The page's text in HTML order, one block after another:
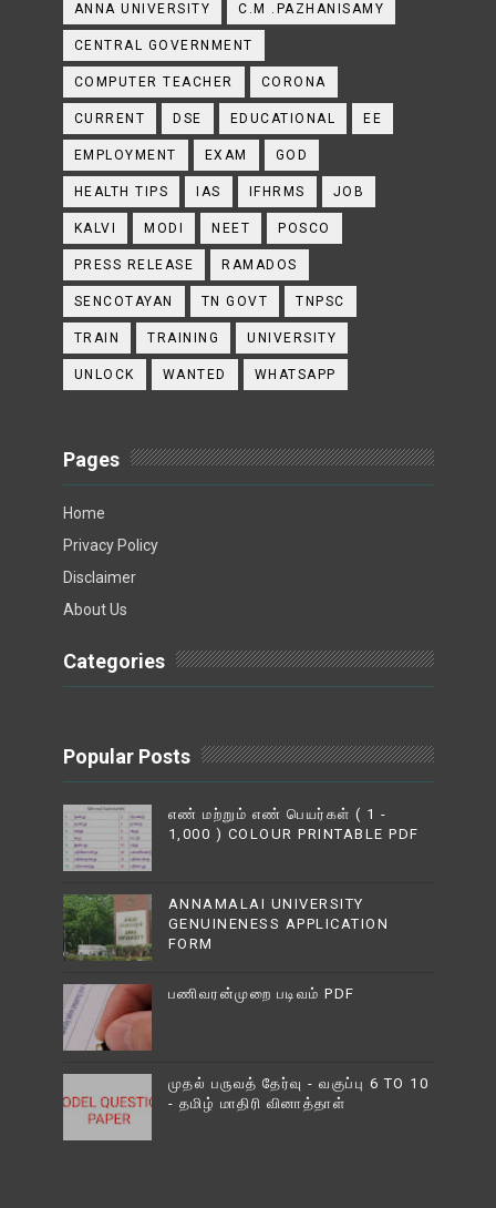
ANNA UNIVERSITY C.M .PAZHANISAMY
CENTRAL GOVERNMENT
COMPUTER TEACHER CORONA
CURRENT DSE EDUCATIONAL EE
EMPLOYMENT EXAM GOD
HEALTH TIPS IAS IFHRMS JOB
KALVI MODI NEET POSCO
PRESS RELEASE RAMADOS
SENCOTAYAN TN GOVT TNPSC
TRAIN TRAINING UNIVERSITY
UNLOCK WANTED WHATSAPP
Pages
Home
Privacy Policy
Disclaimer
About Us
Categories
Popular Posts
எண் மற்றும் எண் பெயர்கள் ( 1 -
1,000 ) COLOUR PRINTABLE PDF
ANNAMALAI UNIVERSITY
GENUINENESS APPLICATION
FORM
பணிவரன்முறை படிவம் PDF
முதல் பருவத் தேர்வு - வகுப்பு 6 TO 10
- தமிழ் மாதிரி வினாத்தாள்